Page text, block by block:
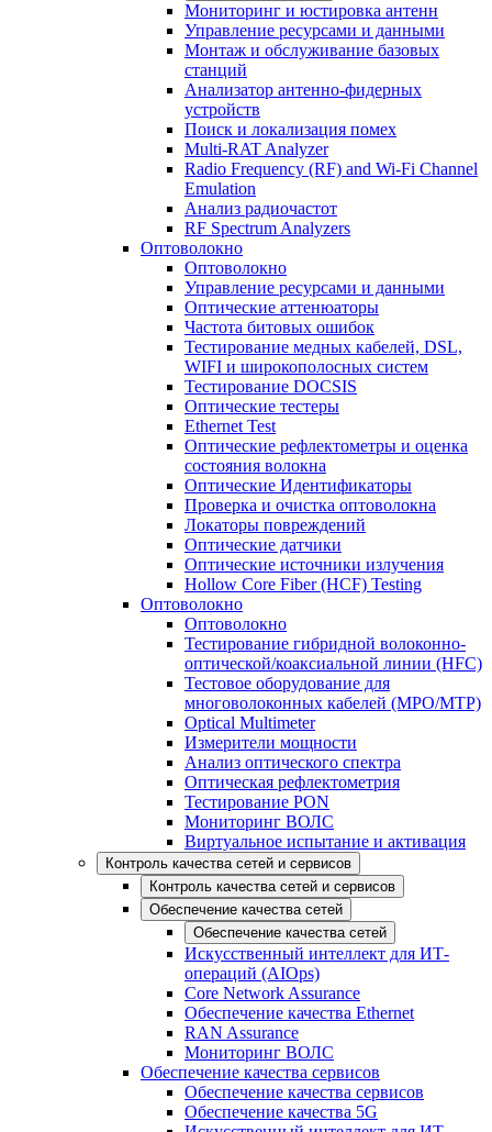
Мониторинг и юстировка антенн
Управление ресурсами и данными
Монтаж и обслуживание базовых
станций
Анализатор антенно-фидерных
устройств
Поиск и локализация помех
Multi-RAT Analyzer
Radio Frequency (RF) and Wi-Fi Channel
Emulation
Анализ радиочастот
RF Spectrum Analyzers
Оптоволокно
Оптоволокно
Управление ресурсами и данными
Оптические aттенюаторы
Частота битовых ошибок
Тестирование медных кабелей, DSL,
WIFI и широкополосных систем
Тестирование DOCSIS
Оптические тестеры
Ethernet Test
Оптические рефлектометры и оценка
состояния волокна
Оптические Идентификаторы
Проверка и очистка оптоволокна
Локаторы повреждений
Оптические датчики
Оптические источники излучения
Hollow Core Fiber (HCF) Testing
Оптоволокно
Оптоволокно
Тестирование гибридной волоконно-
оптической/коаксиальной линии (HFC)
Тестовое оборудование для
многоволоконных кабелей (MPO/MTP)
Optical Multimeter
Измерители мощности
Анализ оптического спектра
Оптическая рефлектометрия
Тестирование PON
Мониторинг ВОЛС
Виртуальное испытание и активация
Контроль качества сетей и сервисов
Контроль качества сетей и сервисов
Обеспечение качества сетей
Обеспечение качества сетей
Искусственный интеллект для ИТ-
операций (AIOps)
Core Network Assurance
Обеспечение качества Ethernet
RAN Assurance
Мониторинг ВОЛС
Обеспечение качества сервисов
Обеспечение качества сервисов
Обеспечение качества 5G